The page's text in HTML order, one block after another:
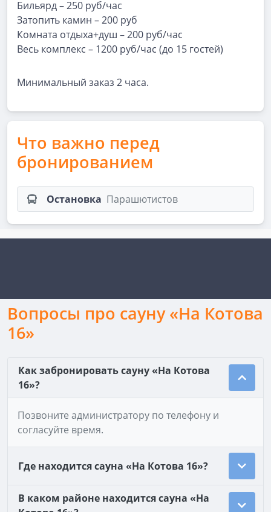
Бильярд – 250 руб/час
Затопить камин – 200 руб
Комната отдыха+душ – 200 руб/час
Весь комплекс – 1200 руб/час (до 15 гостей)
Минимальный заказ 2 часа.
Что важно перед
бронированием
Остановка Парашютистов
Вопросы про сауну «На Котова
16»
Как забронировать сауну «На Котова
16»?
Позвоните администратору по телефону и
согласуйте время.
Где находится сауна «На Котова 16»?
В каком районе находится сауна «На